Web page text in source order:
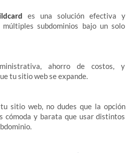
es una solución efectiva y
subdominios bajo un solo
ahorro de costos, y
tu sitio web se expande.
sitio web, no dudes que la opción
cómoda y barata que usar distintos